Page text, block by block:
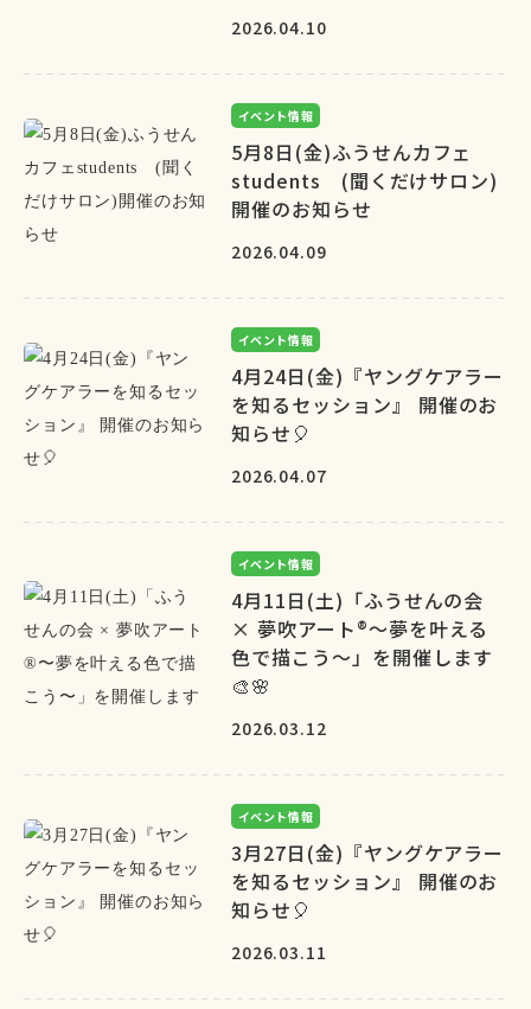
2026.04.10
イベント情報
5月8日(金)ふうせんカフェ
students (聞くだけサロン)
開催のお知らせ
2026.04.09
イベント情報
4月24日(金)『ヤングケアラー
を知るセッション』 開催のお
知らせ🎈
2026.04.07
イベント情報
4月11日(土)「ふうせんの会
× 夢吹アート®〜夢を叶える
色で描こう〜」を開催します
🎨🌸
2026.03.12
イベント情報
3月27日(金)『ヤングケアラー
を知るセッション』 開催のお
知らせ🎈
2026.03.11